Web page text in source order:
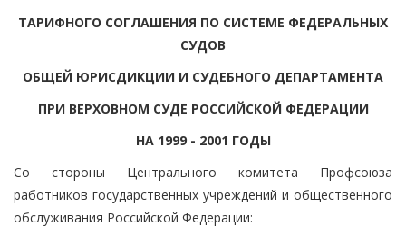
ТАРИФНОГО СОГЛАШЕНИЯ ПО СИСТЕМЕ ФЕДЕРАЛЬНЫХ
СУДОВ
ОБЩЕЙ ЮРИСДИКЦИИ И СУДЕБНОГО ДЕПАРТАМЕНТА
ПРИ ВЕРХОВНОМ СУДЕ РОССИЙСКОЙ ФЕДЕРАЦИИ
НА 1999 - 2001 ГОДЫ
Со стороны Центрального комитета Профсоюза
работников государственных учреждений и общественного
обслуживания Российской Федерации: